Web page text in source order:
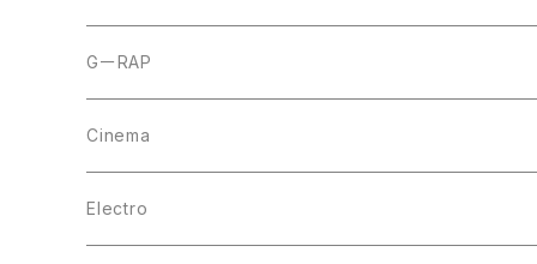
CD
12inch
10inch
LP
LP
12inch
CD
GーRAP
12inch
LP
Cinema
LP
Electro